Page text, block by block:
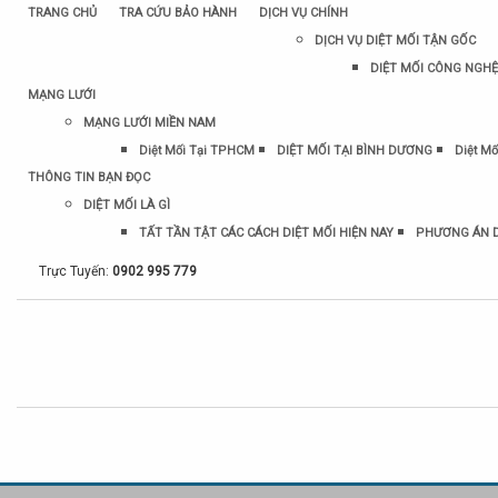
TRANG CHỦ TRA CỨU BẢO HÀNH
DỊCH VỤ CHÍNH
DỊCH VỤ DIỆT MỐI TẬN GỐC
DIỆT MỐI CÔNG
MẠNG LƯỚI
MẠNG LƯỚI MIỀN NAM
Diệt Mối Tại TPHCM
DIỆT MỐI TẠI BÌNH DƯƠNG
Diệt
THÔNG TIN BẠN ĐỌC
DIỆT MỐI LÀ GÌ
TẤT TẦN TẬT CÁC CÁCH DIỆT MỐI HIỆN NAY
PHƯƠNG ÁN
Trực Tuyến: 0902 995 779